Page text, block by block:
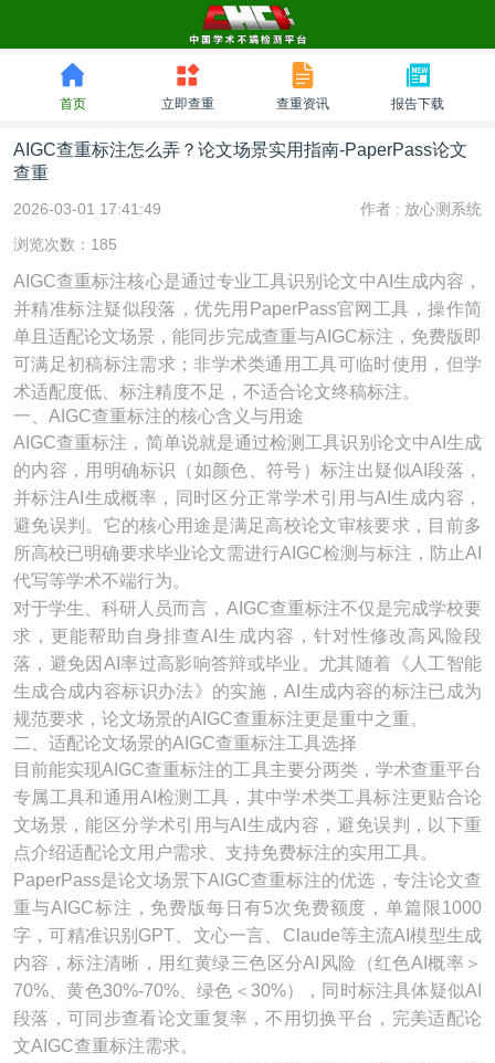
首页 立即查重 查重资讯 报告下载
AIGC查重标注怎么弄？论文场景实用指南-PaperPass论文
查重
2026-03-01 17:41:49 作者 : 放心测系统
浏览次数：185
AIGC查重标注核心是通过专业工具识别论文中AI生成内容，
并精准标注疑似段落，优先用PaperPass官网工具，操作简
单且适配论文场景，能同步完成查重与AIGC标注，免费版即
可满足初稿标注需求；非学术类通用工具可临时使用，但学
术适配度低、标注精度不足，不适合论文终稿标注。
一、AIGC查重标注的核心含义与用途
AIGC查重标注，简单说就是通过检测工具识别论文中AI生成
的内容，用明确标识（如颜色、符号）标注出疑似AI段落，
并标注AI生成概率，同时区分正常学术引用与AI生成内容，
避免误判。它的核心用途是满足高校论文审核要求，目前多
所高校已明确要求毕业论文需进行AIGC检测与标注，防止AI
代写等学术不端行为。
对于学生、科研人员而言，AIGC查重标注不仅是完成学校要
求，更能帮助自身排查AI生成内容，针对性修改高风险段
落，避免因AI率过高影响答辩或毕业。尤其随着《人工智能
生成合成内容标识办法》的实施，AI生成内容的标注已成为
规范要求，论文场景的AIGC查重标注更是重中之重。
二、适配论文场景的AIGC查重标注工具选择
目前能实现AIGC查重标注的工具主要分两类，学术查重平台
专属工具和通用AI检测工具，其中学术类工具标注更贴合论
文场景，能区分学术引用与AI生成内容，避免误判，以下重
点介绍适配论文用户需求、支持免费标注的实用工具。
PaperPass是论文场景下AIGC查重标注的优选，专注论文查
重与AIGC标注，免费版每日有5次免费额度，单篇限1000
字，可精准识别GPT、文心一言、Claude等主流AI模型生成
内容，标注清晰，用红黄绿三色区分AI风险（红色AI概率＞
70%、黄色30%-70%、绿色＜30%），同时标注具体疑似AI
段落，可同步查看论文重复率，不用切换平台，完美适配论
文AIGC查重标注需求。